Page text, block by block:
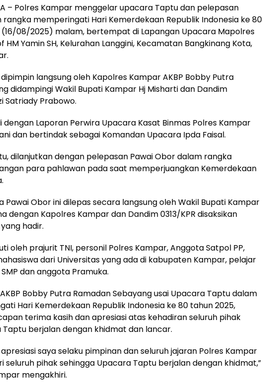
– Polres Kampar menggelar upacara Taptu dan pelepasan
rangka memperingati Hari Kemerdekaan Republik Indonesia ke 80
(16/08/2025) malam, bertempat di Lapangan Upacara Mapolres
HM Yamin SH, Kelurahan Langgini, Kecamatan Bangkinang Kota,
langsung oleh Kapolres Kampar AKBP Bobby Putra
didampingi Wakil Bupati Kampar Hj Misharti dan Dandim
Satriady Prabowo.
dengan Laporan Perwira Upacara Kasat Binmas Polres Kampar
dan bertindak sebagai Komandan Upacara Ipda Faisal.
dilanjutkan dengan pelepasan Pawai Obor dalam rangka
para pahlawan pada saat memperjuangkan Kemerdekaan
Pawai Obor ini dilepas secara langsung oleh Wakil Bupati Kampar
dengan Kapolres Kampar dan Dandim 0313/KPR disaksikan
hadir.
oleh prajurit TNI, personil Polres Kampar, Anggota Satpol PP,
dari Universitas yang ada di kabupaten Kampar, pelajar
dan anggota Pramuka.
Bobby Putra Ramadan Sebayang usai Upacara Taptu dalam
Hari Kemerdekaan Republik Indonesia ke 80 tahun 2025,
terima kasih dan apresiasi atas kehadiran seluruh pihak
Taptu berjalan dengan khidmat dan lancar.
saya selaku pimpinan dan seluruh jajaran Polres Kampar
seluruh pihak sehingga Upacara Taptu berjalan dengan khidmat,”
mengakhiri.